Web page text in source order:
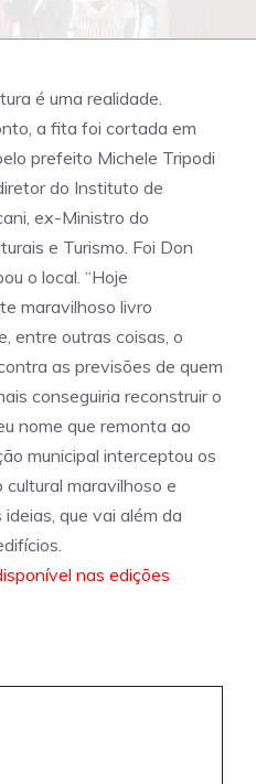
é uma realidade.
a fita foi cortada em
prefeito Michele Tripodi
do Instituto de
ex-Ministro do
e Turismo. Foi Don
o local. “Hoje
maravilhoso livro
entre outras coisas, o
as previsões de quem
conseguiria reconstruir o
nome que remonta ao
municipal interceptou os
cultural maravilhoso e
que vai além da
nas edições